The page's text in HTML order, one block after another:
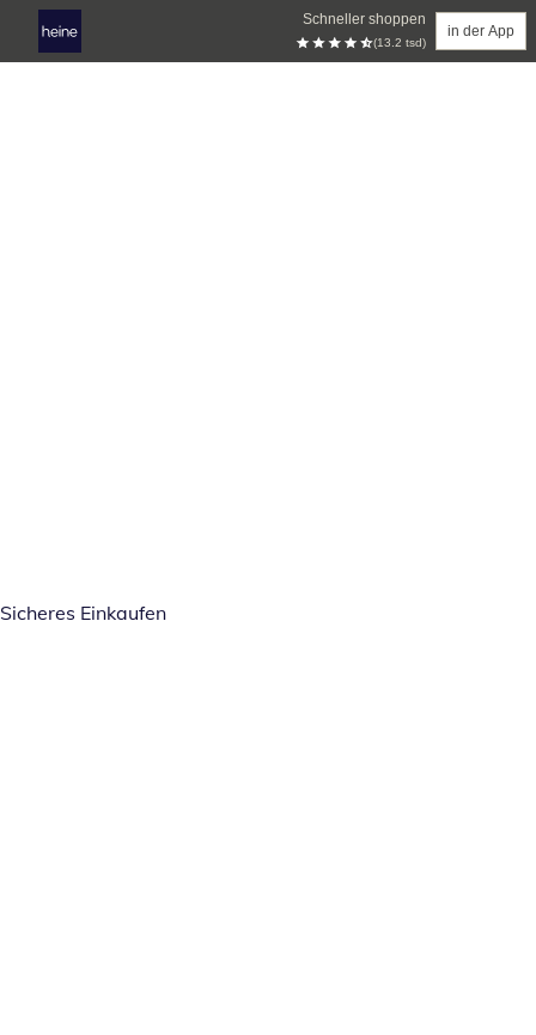
Schneller shoppen
(13.2 tsd)
in der App
Sicheres Einkaufen